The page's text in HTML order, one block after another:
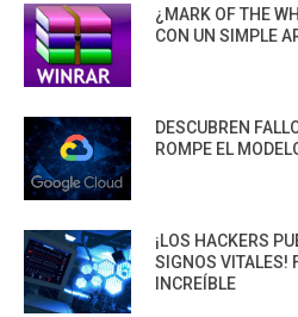
¿MARK OF THE
CON UN SIMPLE
DESCUBREN
ROMPE EL
¡LOS HACKERS
SIGNOS VITALES!
INCREÍBLE